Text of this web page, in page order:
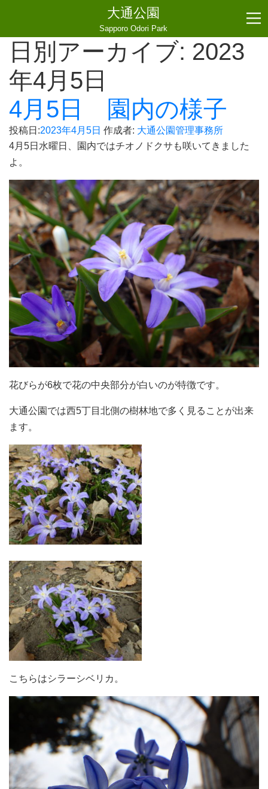
大通公園
Sapporo Odori Park
日別アーカイブ: 2023
年4月5日
4月5日 園内の様子
投稿日:2023年4月5日 作成者: 大通公園管理事務所
4月5日水曜日、園内ではチオノドクサも咲いてきました
よ。
花びらが6枚で花の中央部分が白いのが特徴です。
大通公園では西5丁目北側の樹林地で多く見ることが出来
ます。
こちらはシラーシベリカ。